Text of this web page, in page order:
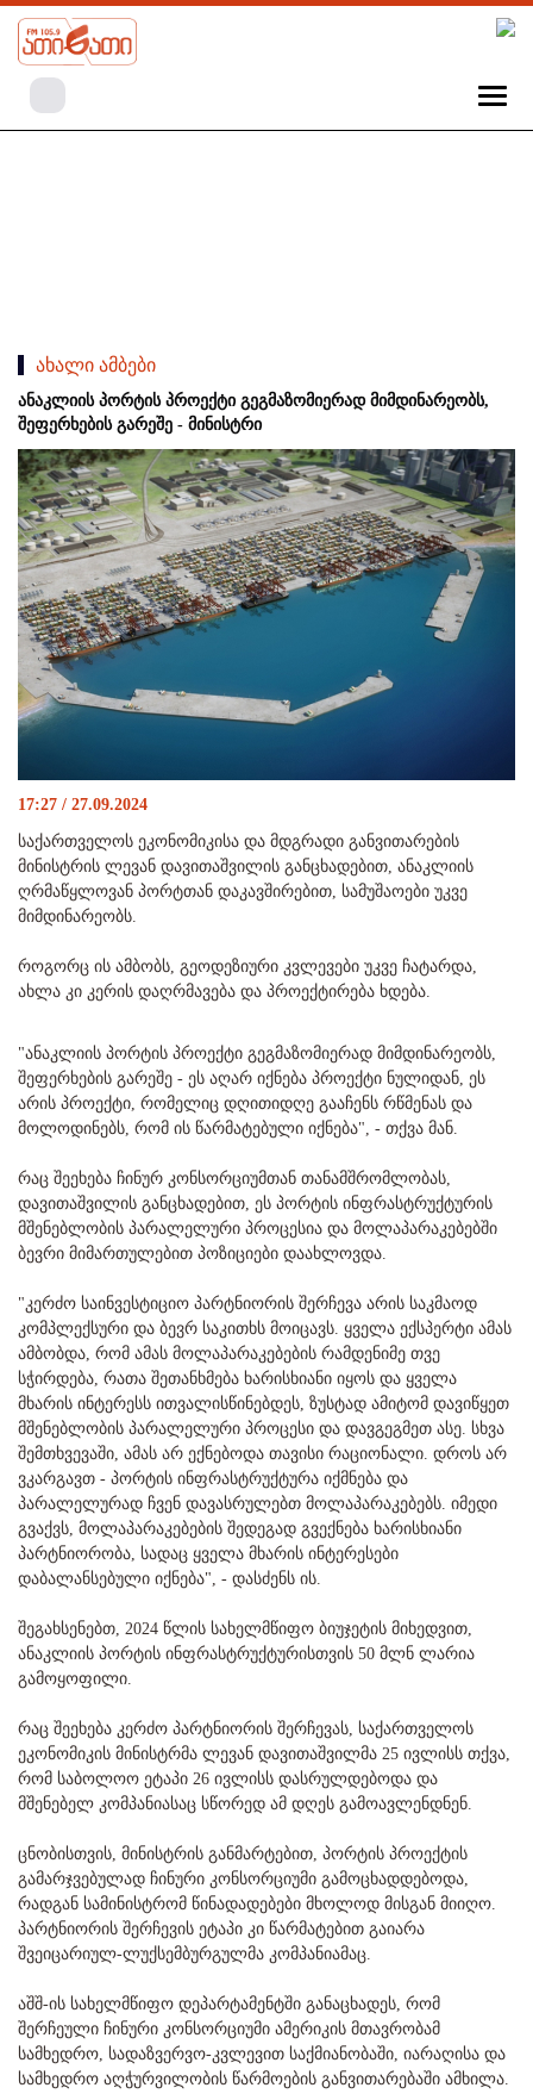
ახალი ამბები
ანაკლიის პორტის პროექტი გეგმაზომიერად მიმდინარეობს,
შეფერხების გარეშე - მინისტრი
17:27 / 27.09.2024
საქართველოს ეკონომიკისა და მდგრადი განვითარების
მინისტრის ლევან დავითაშვილის განცხადებით, ანაკლიის
ღრმაწყლოვან პორტთან დაკავშირებით, სამუშაოები უკვე
მიმდინარეობს.
როგორც ის ამბობს, გეოდეზიური კვლევები უკვე ჩატარდა,
ახლა კი კერის დაღრმავება და პროექტირება ხდება.
"ანაკლიის პორტის პროექტი გეგმაზომიერად მიმდინარეობს,
შეფერხების გარეშე - ეს აღარ იქნება პროექტი ნულიდან, ეს
არის პროექტი, რომელიც დღითიდღე გააჩენს რწმენას და
მოლოდინებს, რომ ის წარმატებული იქნება", - თქვა მან.
რაც შეეხება ჩინურ კონსორციუმთან თანამშრომლობას,
დავითაშვილის განცხადებით, ეს პორტის ინფრასტრუქტურის
მშენებლობის პარალელური პროცესია და მოლაპარაკებებში
ბევრი მიმართულებით პოზიციები დაახლოვდა.
"კერძო საინვესტიციო პარტნიორის შერჩევა არის საკმაოდ
კომპლექსური და ბევრ საკითხს მოიცავს. ყველა ექსპერტი ამას
ამბობდა, რომ ამას მოლაპარაკებების რამდენიმე თვე
სჭირდება, რათა შეთანხმება ხარისხიანი იყოს და ყველა
მხარის ინტერესს ითვალისწინებდეს, ზუსტად ამიტომ დავიწყეთ
მშენებლობის პარალელური პროცესი და დავგეგმეთ ასე. სხვა
შემთხვევაში, ამას არ ექნებოდა თავისი რაციონალი. დროს არ
ვკარგავთ - პორტის ინფრასტრუქტურა იქმნება და
პარალელურად ჩვენ დავასრულებთ მოლაპარაკებებს. იმედი
გვაქვს, მოლაპარაკებების შედეგად გვექნება ხარისხიანი
პარტნიორობა, სადაც ყველა მხარის ინტერესები
დაბალანსებული იქნება", - დასძენს ის.
შეგახსენებთ, 2024 წლის სახელმწიფო ბიუჯეტის მიხედვით,
ანაკლიის პორტის ინფრასტრუქტურისთვის 50 მლნ ლარია
გამოყოფილი.
რაც შეეხება კერძო პარტნიორის შერჩევას, საქართველოს
ეკონომიკის მინისტრმა ლევან დავითაშვილმა 25 ივლისს თქვა,
რომ საბოლოო ეტაპი 26 ივლისს დასრულდებოდა და
მშენებელ კომპანიასაც სწორედ ამ დღეს გამოავლენდნენ.
ცნობისთვის, მინისტრის განმარტებით, პორტის პროექტის
გამარჯვებულად ჩინური კონსორციუმი გამოცხადდებოდა,
რადგან სამინისტრომ წინადადებები მხოლოდ მისგან მიიღო.
პარტნიორის შერჩევის ეტაპი კი წარმატებით გაიარა
შვეიცარიულ-ლუქსემბურგულმა კომპანიამაც.
აშშ-ის სახელმწიფო დეპარტამენტში განაცხადეს, რომ
შერჩეული ჩინური კონსორციუმი ამერიკის მთავრობამ
სამხედრო, სადაზვერვო-კვლევით საქმიანობაში, იარაღისა და
სამხედრო აღჭურვილობის წარმოების განვითარებაში ამხილა.